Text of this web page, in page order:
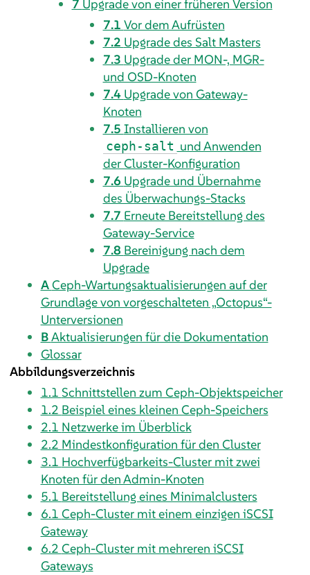
7 Upgrade von einer früheren Version
7.1 Vor dem Aufrüsten
7.2 Upgrade des Salt Masters
7.3 Upgrade der MON-, MGR-
und OSD-Knoten
7.4 Upgrade von Gateway-
Knoten
7.5 Installieren von
ceph-salt und Anwenden
der Cluster-Konfiguration
7.6 Upgrade und Übernahme
des Überwachungs-Stacks
7.7 Erneute Bereitstellung des
Gateway-Service
7.8 Bereinigung nach dem
Upgrade
ACeph-Wartungsaktualisierungen auf der
Grundlage von vorgeschalteten „Octopus“-
Unterversionen
BAktualisierungen für die Dokumentation
Glossar
Abbildungsverzeichnis
1.1 Schnittstellen zum Ceph-Objektspeicher
1.2 Beispiel eines kleinen Ceph-Speichers
2.1 Netzwerke im Überblick
2.2 Mindestkonfiguration für den Cluster
3.1 Hochverfügbarkeits-Cluster mit zwei
Knoten für den Admin-Knoten
5.1 Bereitstellung eines Minimalclusters
6.1 Ceph-Cluster mit einem einzigen iSCSI
Gateway
6.2 Ceph-Cluster mit mehreren iSCSI
Gateways